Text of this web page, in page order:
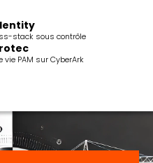
stack sous contrôle
vie PAM sur CyberArk